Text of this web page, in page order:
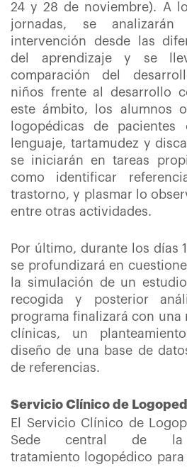
24 y 28 de noviembre). A
jornadas, se
intervención desde las
del aprendizaje y se
comparación del
niños frente al desarrollo
este ámbito, los alumnos
logopédicas de pacientes
lenguaje, tartamudez y
se iniciarán en tareas
como identificar
trastorno, y plasmar lo
entre otras actividades.
Por último, durante los días
se profundizará en
la simulación de un
recogida y posterior
programa finalizará con una
clínicas, un
diseño de una base de
de referencias.
Servicio Clínico de
El Servicio Clínico de
Sede central de la
tratamiento logopédico